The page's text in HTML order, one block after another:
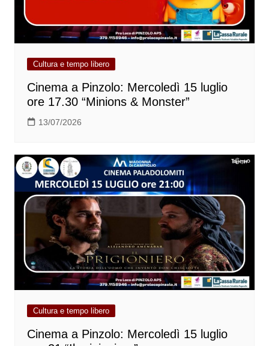
Cultura e tempo libero
Cinema a Pinzolo: Mercoledì 15 luglio
ore 17.30 “Minions & Monster”
13/07/2026
Cultura e tempo libero
Cinema a Pinzolo: Mercoledì 15 luglio